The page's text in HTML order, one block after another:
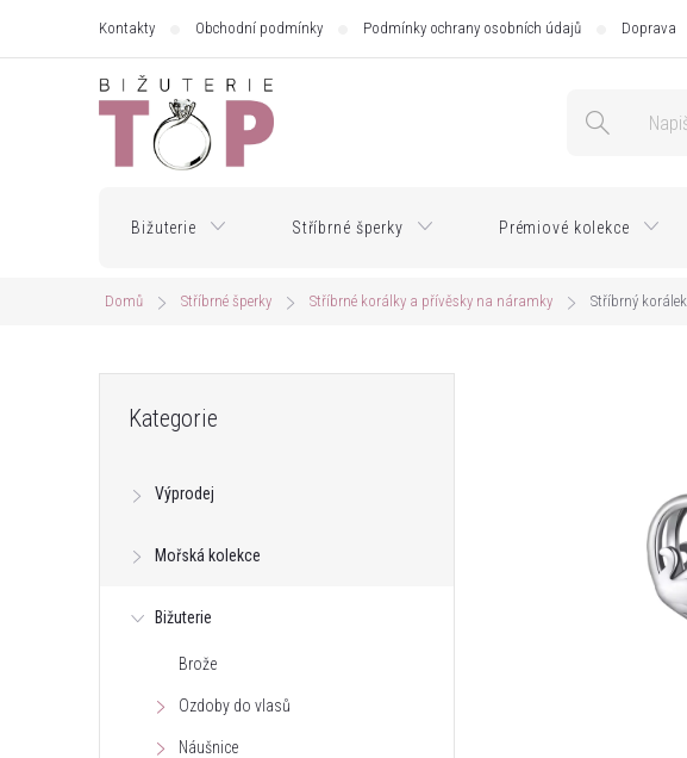
Kontakty Obchodní podmínky Podmínky ochrany osobních údajů Doprava
Bižuterie Stříbrné šperky Prémiové kolekce
Domů Stříbrné šperky Stříbrné korálky a přívěsky na náramky Stříbrný
kategorie
Kategorie
Výprodej
Mořská kolekce
Bižuterie
Brože
Ozdoby do vlasů
Náušnice